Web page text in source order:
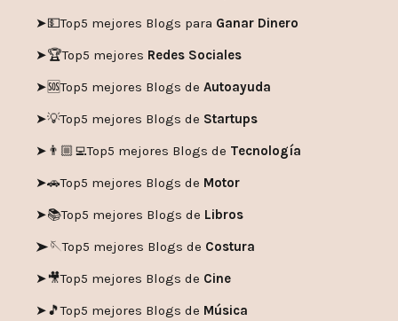
➤💵Top5 mejores Blogs para Ganar Dinero
➤🏆Top5 mejores Redes Sociales
➤🆘Top5 mejores Blogs de Autoayuda
➤💡Top5 mejores Blogs de Startups
➤👨🏼‍💻Top5 mejores Blogs de Tecnología
➤🚗Top5 mejores Blogs de Motor
➤📚Top5 mejores Blogs de Libros
➤🪡Top5 mejores Blogs de Costura
➤🎥Top5 mejores Blogs de Cine
➤🎵Top5 mejores Blogs de Música